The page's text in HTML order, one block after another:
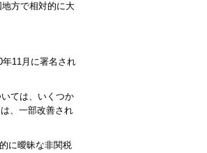
方で相対的に大
11月に署名され
ては、いくつか
、一部改善され
に曖昧な非関税